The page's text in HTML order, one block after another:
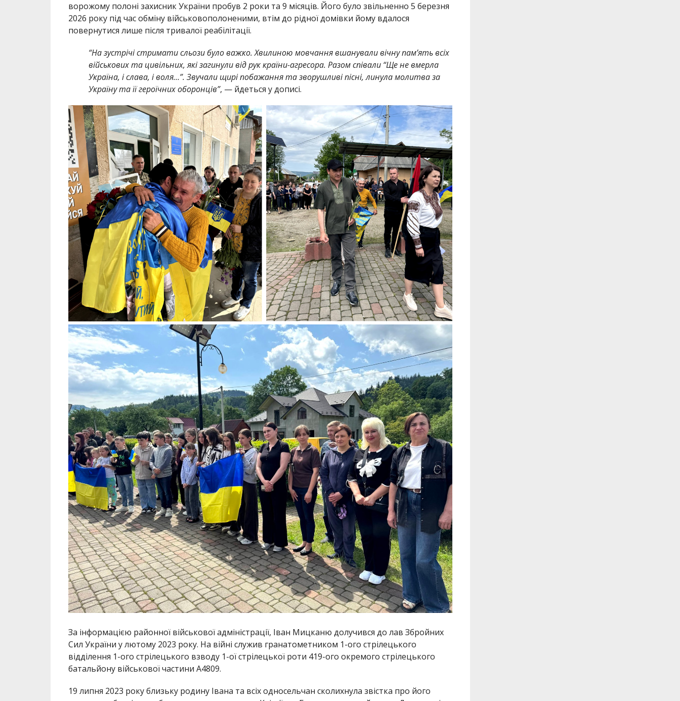
ворожому полоні захисник України пробув 2 роки та 9 місяців. Його було звільненно 5 березня
2026 року під час обміну військовополоненими, втім до рідної домівки йому вдалося
повернутися лише після тривалої реабілітації.
“На зустрічі стримати сльози було важко. Хвилиною мовчання вшанували вічну пам’ять всіх
військових та цивільних, які загинули від рук країни-агресора. Разом співали “Ще не вмерла
Україна, і слава, і воля…”. Звучали щирі побажання та зворушливі пісні, линула молитва за
Україну та її героїчних оборонців”, — йдеться у дописі.
За інформацією районної військової адміністрації, Іван Мицканю долучився до лав Збройних
Сил України у лютому 2023 року. На війні служив гранатометником 1-ого стрілецького
відділення 1-ого стрілецького взводу 1-ої стрілецької роти 419-ого окремого стрілецького
батальйону військової частини А4809.
19 липня 2023 року близьку родину Івана та всіх односельчан сколихнула звістка про його